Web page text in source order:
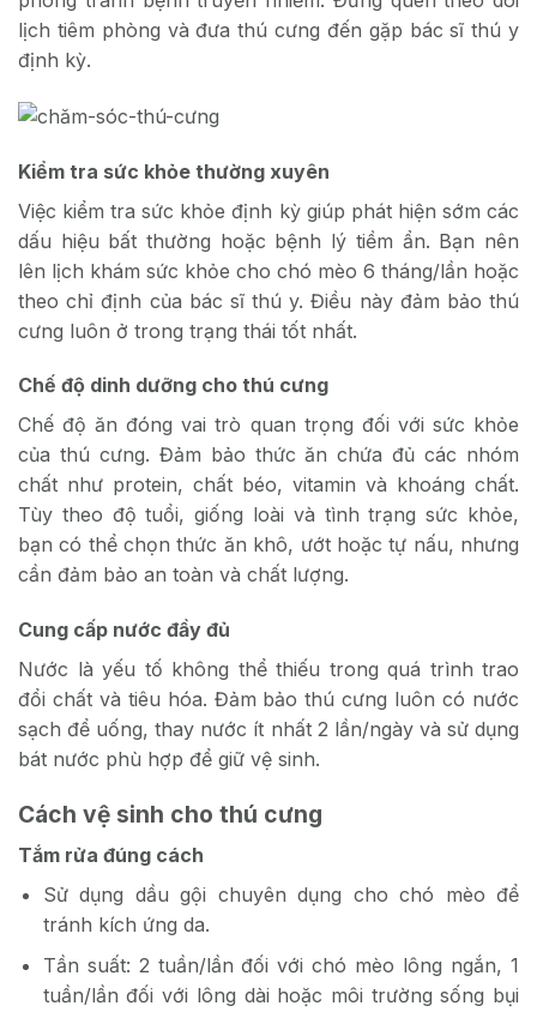
lịch tiêm phòng và đưa thú cưng đến gặp bác sĩ thú y
định kỳ.
Kiểm tra sức khỏe thường xuyên
Việc kiểm tra sức khỏe định kỳ giúp phát hiện sớm các
dấu hiệu bất thường hoặc bệnh lý tiềm ẩn. Bạn nên
lên lịch khám sức khỏe cho chó mèo 6 tháng/lần hoặc
theo chỉ định của bác sĩ thú y. Điều này đảm bảo thú
cưng luôn ở trong trạng thái tốt nhất.
Chế độ dinh dưỡng cho thú cưng
Chế độ ăn đóng vai trò quan trọng đối với sức khỏe
của thú cưng. Đảm bảo thức ăn chứa đủ các nhóm
chất như protein, chất béo, vitamin và khoáng chất.
Tùy theo độ tuổi, giống loài và tình trạng sức khỏe,
bạn có thể chọn thức ăn khô, ướt hoặc tự nấu, nhưng
cần đảm bảo an toàn và chất lượng.
Cung cấp nước đầy đủ
Nước là yếu tố không thể thiếu trong quá trình trao
đổi chất và tiêu hóa. Đảm bảo thú cưng luôn có nước
sạch để uống, thay nước ít nhất 2 lần/ngày và sử dụng
bát nước phù hợp để giữ vệ sinh.
Cách vệ sinh cho thú cưng
Tắm rửa đúng cách
Sử dụng dầu gội chuyên dụng cho chó mèo để
tránh kích ứng da.
Tần suất: 2 tuần/lần đối với chó mèo lông ngắn, 1
tuần/lần đối với lông dài hoặc môi trường sống bụi